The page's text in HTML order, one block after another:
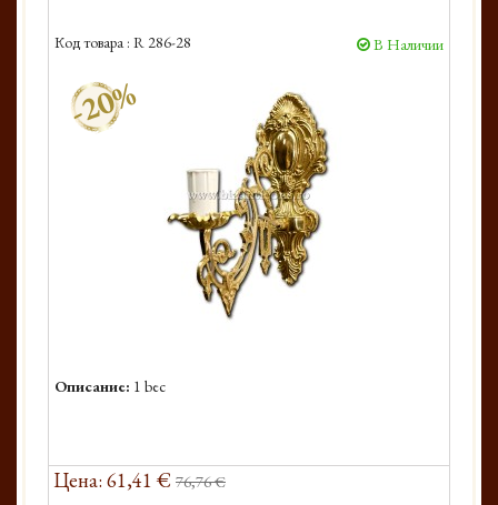
Код товара : R 286-28 В Наличии
-20%
Описание: 1 bec
Цена: 61,41 € 76,76 €